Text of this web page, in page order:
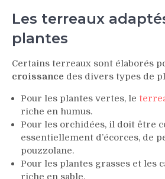
Les terreaux
plantes
Certains terreaux sont élaborés
croissance des divers types de
Pour les plantes vertes, le
riche en humus.
Pour les orchidées, il doit être
essentiellement d’écorces, de
pouzzolane.
Pour les plantes grasses et les
riche en sable.